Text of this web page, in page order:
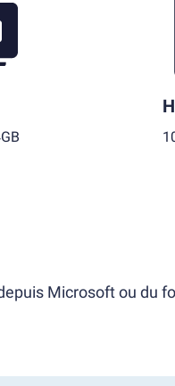
Microsoft ou du